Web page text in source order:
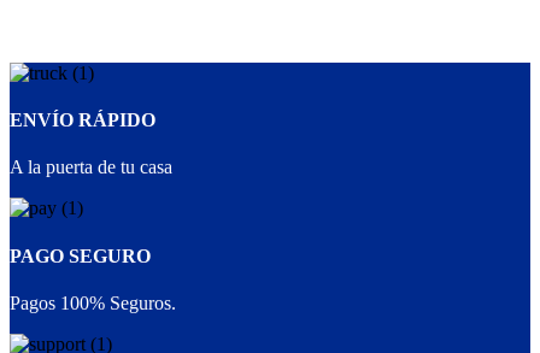
ENVÍO RÁPIDO
A la puerta de tu casa
PAGO SEGURO
Pagos 100% Seguros.